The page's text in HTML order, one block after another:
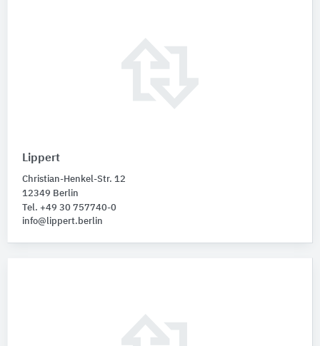
Lippert
Christian-Henkel-Str. 12
12349 Berlin
Tel. +49 30 757740-0
info@lippert.berlin